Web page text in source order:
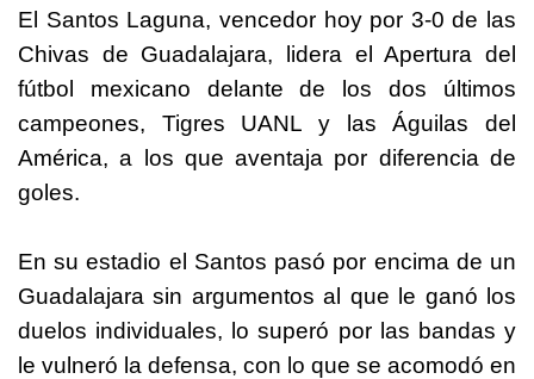
El Santos Laguna, vencedor hoy por 3-0 de las
Chivas de Guadalajara, lidera el Apertura del
fútbol mexicano delante de los dos últimos
campeones, Tigres UANL y las Águilas del
América, a los que aventaja por diferencia de
goles.
En su estadio el Santos pasó por encima de un
Guadalajara sin argumentos al que le ganó los
duelos individuales, lo superó por las bandas y
le vulneró la defensa, con lo que se acomodó en